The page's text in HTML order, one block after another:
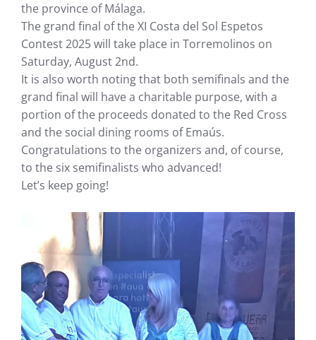
the province of Málaga.
The grand final of the XI Costa del Sol Espetos
Contest 2025 will take place in Torremolinos on
Saturday, August 2nd.
It is also worth noting that both semifinals and the
grand final will have a charitable purpose, with a
portion of the proceeds donated to the Red Cross
and the social dining rooms of Emaús.
Congratulations to the organizers and, of course,
to the six semifinalists who advanced!
Let’s keep going!